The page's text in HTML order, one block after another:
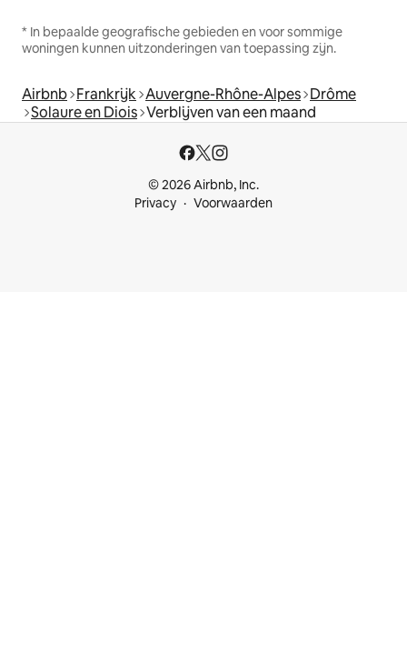
* In bepaalde geografische gebieden en voor sommige
woningen kunnen uitzonderingen van toepassing zijn.
Airbnb Frankrijk Auvergne-Rhône-Alpes Drôme
Solaure en Diois Verblijven van een maand
© 2026 Airbnb, Inc.
Privacy
Voorwaarden